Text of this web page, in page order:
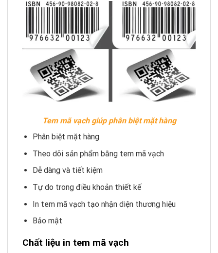
Tem mã vạch giúp phân biệt mặt hàng
Phân biệt mặt hàng
Theo dõi sản phẩm bằng tem mã vạch
Dễ dàng và tiết kiệm
Tự do trong điều khoản thiết kế
In tem mã vạch tạo nhận diện thương hiệu
Bảo mật
Chất liệu in tem mã vạch